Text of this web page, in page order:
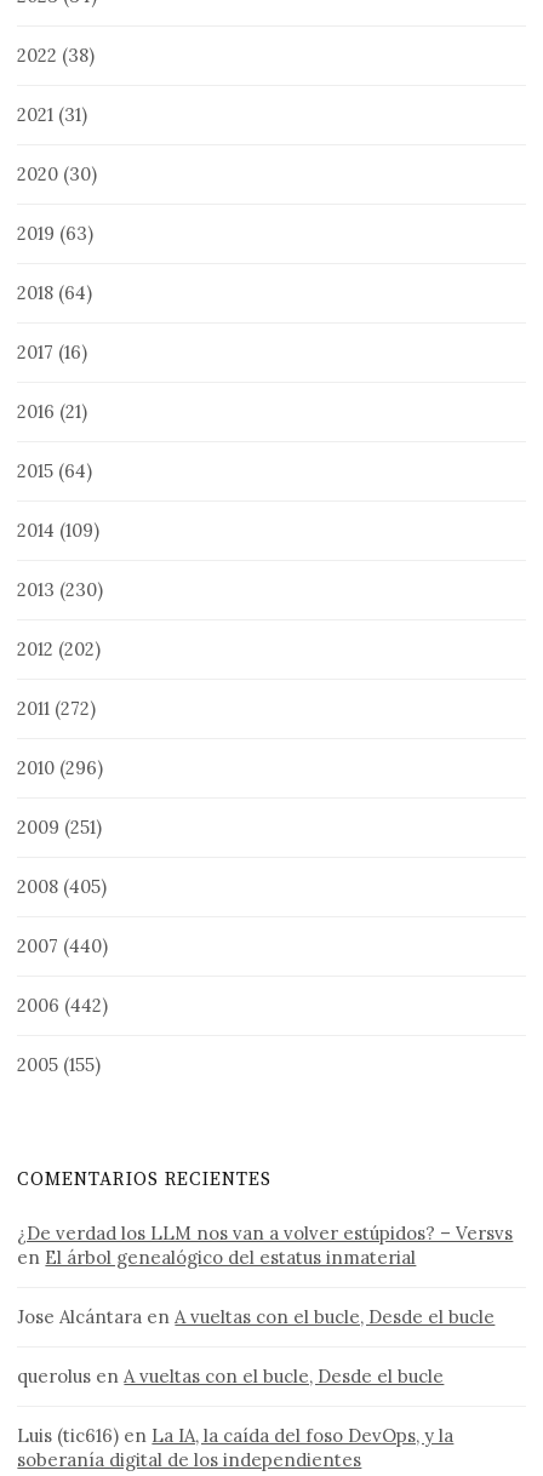
2022 (38)
2021 (31)
2020 (30)
2019 (63)
2018 (64)
2017 (16)
2016 (21)
2015 (64)
2014 (109)
2013 (230)
2012 (202)
2011 (272)
2010 (296)
2009 (251)
2008 (405)
2007 (440)
2006 (442)
2005 (155)
COMENTARIOS RECIENTES
¿De verdad los LLM nos van a volver estúpidos? – Versvs
en El árbol genealógico del estatus inmaterial
Jose Alcántara enA vueltas con el bucle, Desde el bucle
querolus enA vueltas con el bucle, Desde el bucle
Luis (tic616) en La IA, la caída del foso DevOps, y la
soberanía digital de los independientes